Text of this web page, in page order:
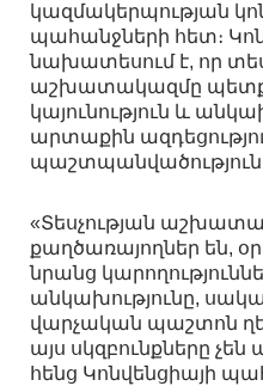
կազմակերպության
պահանջների հետ։
նախատեսում է, որ
աշխատակազմը պետք
կայունություն և
արտաքին
պաշտպանվածություն
«Տեսչության
քաղծառայողներ են,
նրանց
անկախությունը,
վարչական պաշտոն
այս սկզբունքները
հենց Կոնվենցիայի